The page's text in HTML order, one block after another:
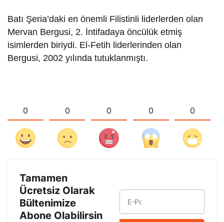
Batı Şeria’daki en önemli Filistinli liderlerden olan
Mervan Bergusi, 2. İntifadaya öncülük etmiş
isimlerden biriydi. El-Fetih liderlerinden olan
Bergusi, 2002 yılında tutuklanmıştı.
0 0 0 0 0
Tamamen
Ücretsiz Olarak
Bültenimize
Abone Olabilirsin